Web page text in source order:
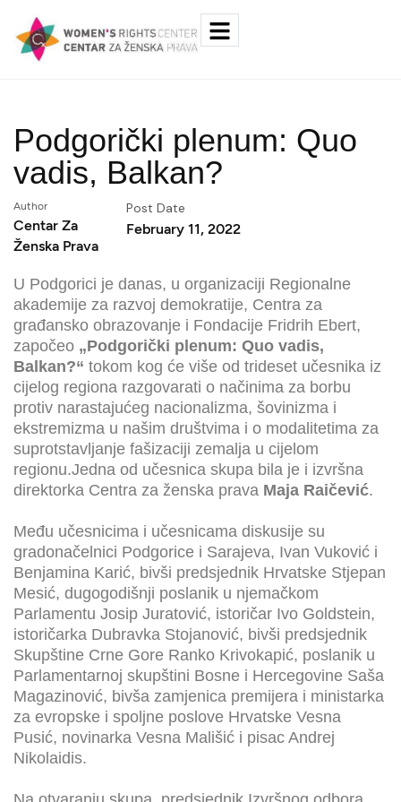
Podgorički plenum: Quo
vadis, Balkan?
Author
Centar Za
Ženska Prava
Post Date
February 11, 2022
U Podgorici je danas, u organizaciji Regionalne
akademije za razvoj demokratije, Centra za
građansko obrazovanje i Fondacije Fridrih Ebert,
započeo „Podgorički plenum: Quo vadis,
Balkan?“ tokom kog će više od trideset učesnika iz
cijelog regiona razgovarati o načinima za borbu
protiv narastajućeg nacionalizma, šovinizma i
ekstremizma u našim društvima i o modalitetima za
suprotstavljanje fašizaciji zemalja u cijelom
regionu.Jedna od učesnica skupa bila je i izvršna
direktorka Centra za ženska prava Maja Raičević.
Među učesnicima i učesnicama diskusije su
gradonačelnici Podgorice i Sarajeva, Ivan Vuković i
Benjamina Karić, bivši predsjednik Hrvatske Stjepan
Mesić, dugogodišnji poslanik u njemačkom
Parlamentu Josip Juratović, istoričar Ivo Goldstein,
istoričarka Dubravka Stojanović, bivši predsjednik
Skupštine Crne Gore Ranko Krivokapić, poslanik u
Parlamentarnoj skupštini Bosne i Hercegovine Saša
Magazinović, bivša zamjenica premijera i ministarka
za evropske i spoljne poslove Hrvatske Vesna
Pusić, novinarka Vesna Mališić i pisac Andrej
Nikolaidis.